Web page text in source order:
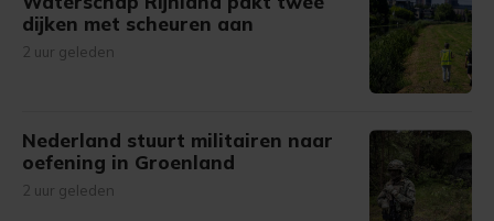
dijken met scheuren aan
2 uur geleden
Nederland stuurt militairen naar
oefening in Groenland
2 uur geleden